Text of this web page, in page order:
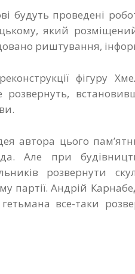
будуть проведені
який
риштування,
фігуру
розвернуть,
автора цього
Але при
розвернути
партії. Андрій
все-таки